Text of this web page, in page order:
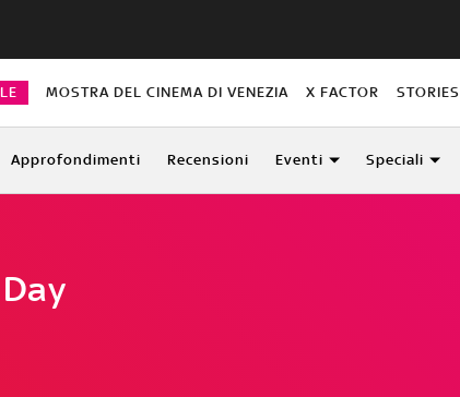
MOSTRA DEL CINEMA DI VENEZIA X FACTOR STORIES
Approfondimenti Recensioni Eventi Speciali